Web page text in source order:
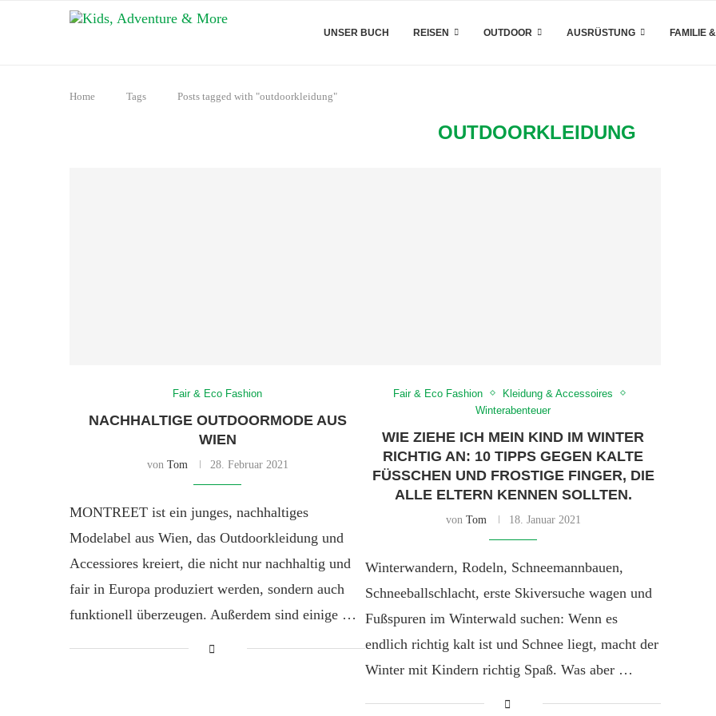
UNSER BUCH REISEN OUTDOOR AUSRÜSTUNG FAMILIE
Home Tags Posts tagged with "outdoorkleidung"
OUTDOORKLEIDUNG
Fair & Eco Fashion
NACHHALTIGE OUTDOORMODE AUS
WIEN
von Tom 28. Februar 2021
MONTREET ist ein junges, nachhaltiges
Modelabel aus Wien, das Outdoorkleidung und
Accessiores kreiert, die nicht nur nachhaltig und
fair in Europa produziert werden, sondern auch
funktionell überzeugen. Außerdem sind einige …
Fair & Eco Fashion
Kleidung & Accessoires
Winterabenteuer
WIE ZIEHE ICH MEIN KIND IM WINTER
RICHTIG AN: 10 TIPPS GEGEN KALTE
FÜSSCHEN UND FROSTIGE FINGER, DIE A
LLE ELTERN KENNEN SOLLTEN.
von Tom 18. Januar 2021
Winterwandern, Rodeln, Schneemannbauen,
Schneeballschlacht, erste Skiversuche wagen und
Fußspuren im Winterwald suchen: Wenn es
endlich richtig kalt ist und Schnee liegt, macht der
Winter mit Kindern richtig Spaß. Was aber …